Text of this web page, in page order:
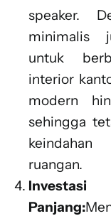
speaker.
minimalis
untuk
interior
modern
sehingga
ruangan.
Panjang: